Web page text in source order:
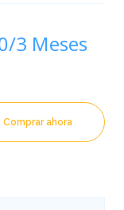
3 Meses
Comprar ahora